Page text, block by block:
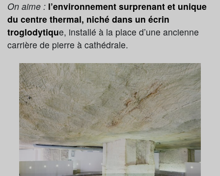
On aime : l’environnement surprenant et unique
du centre thermal, niché dans un écrin
troglodytique, installé à la place d’une ancienne
carrière de pierre à cathédrale.